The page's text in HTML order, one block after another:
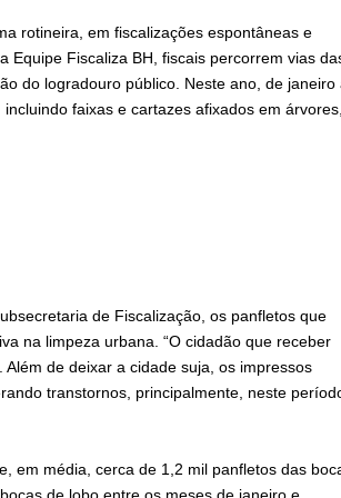
rotineira, em fiscalizações espontâneas e
Equipe Fiscaliza BH, fiscais percorrem vias
do logradouro público. Neste ano, de janeiro
faixas e cartazes afixados em árvores,
de Fiscalização, os panfletos que
na limpeza urbana. “O cidadão que receber
de deixar a cidade suja, os impressos
transtornos, principalmente, neste
em média, cerca de 1,2 mil panfletos das